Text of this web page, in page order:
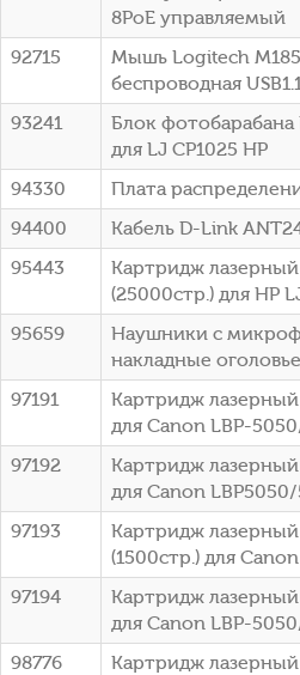
8PoE управляемый
92715
Мышь Logitech
беспроводная
93241
Блок фотобарабана
для LJ CP1025 HP
94330
Плата
94400
Кабель D-Link
95443
Картридж лазерный
(25000стр.) для HP
95659
Наушники с
накладные
97191
Картридж лазерный
для Canon LBP-
97192
Картридж лазерный
для Canon
97193
Картридж
(1500стр.) для
97194
Картридж лазерный
для Canon LBP-
98776
Картридж